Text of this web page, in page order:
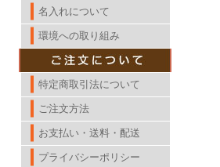
名入れについて
環境への取り組み
特定商取引法について
ご注文方法
お支払い・送料・配送
プライバシーポリシー